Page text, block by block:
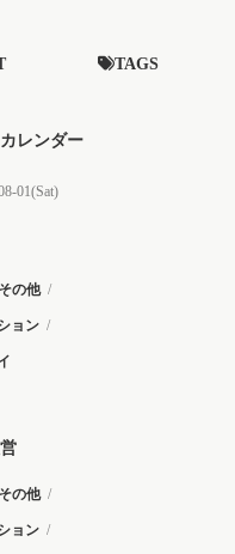
TAGS
レンダー
01(Sat)
の他 /
ョン /
の他 /
ョン /